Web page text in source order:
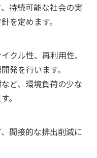
持続可能な社会の実
を定めます。
クル性、再利用性、
発を行います。
ど、環境負荷の少な
。
間接的な排出削減に